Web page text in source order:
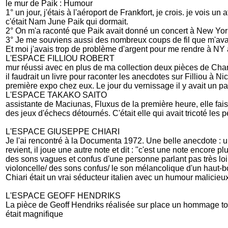
le mur de Paik : Humour
1° un jour, j'étais à l'aéroport de Frankfort, je crois. je vois
c'était Nam June Paik qui dormait.
2° On m'a raconté que Paik avait donné un concert à New
3° Je me souviens aussi des nombreux coups de fil que
Et moi j'avais trop de problème d'argent pour me rendre à NY
L'ESPACE FILLIOU ROBERT
mur réussi avec en plus de ma collection deux pièces de
il faudrait un livre pour raconter les anecdotes sur Filliou à
première expo chez eux. Le jour du vernissage il y avait un
L'ESPACE TAKAKO SAITO
assistante de Maciunas, Fluxus de la première heure, elle
des jeux d'échecs détournés. C'était elle qui avait tricoté les
L'ESPACE GIUSEPPE CHIARI
Je l'ai rencontré à la Documenta 1972. Une belle anecdote :
revient, il joue une autre note et dit : "c'est une note encore
des sons vagues et confus d'une personne parlant pas très
violoncelle/ des sons confus/ le son mélancolique d'un haut-
Chiari était un vrai séducteur italien avec un humour
L'ESPACE GEOFF HENDRIKS
La pièce de Geoff Hendriks réalisée sur place un hommage
était magnifique